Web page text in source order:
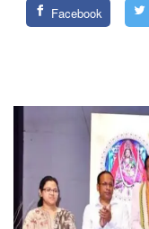
Facebook